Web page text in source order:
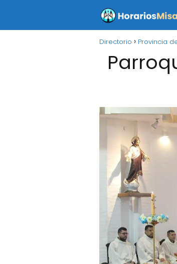
Directorio Provincia